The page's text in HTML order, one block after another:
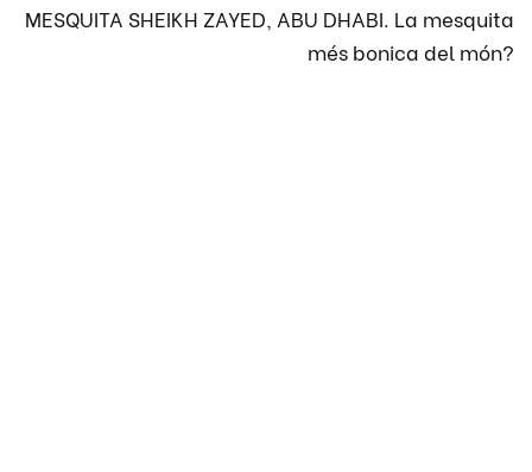
MESQUITA SHEIKH ZAYED, ABU DHABI. La mesquita
més bonica del món?